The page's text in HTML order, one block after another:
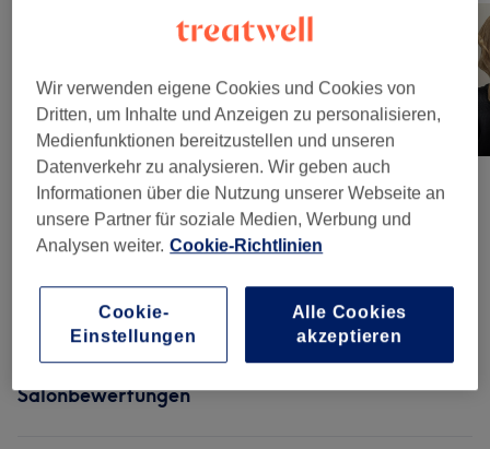
Salonbewertungen
Wir verwenden eigene Cookies und Cookies von
Dritten, um Inhalte und Anzeigen zu personalisieren,
Medienfunktionen bereitzustellen und unseren
Datenverkehr zu analysieren. Wir geben auch
Informationen über die Nutzung unserer Webseite an
unsere Partner für soziale Medien, Werbung und
Analysen weiter. Cookie-Richtlinien
Cookie-
Einstellungen
Alle Cookies
akzeptieren